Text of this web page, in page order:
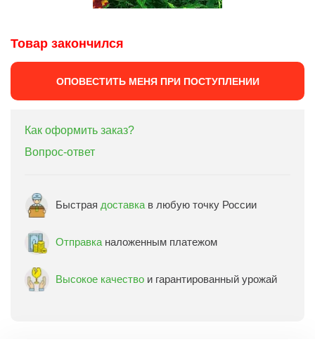
Товар закончился
ОПОВЕСТИТЬ МЕНЯ ПРИ ПОСТУПЛЕНИИ
Как оформить заказ?
Вопрос-ответ
Быстрая доставка в любую точку России
Отправка наложенным платежом
Высокое качество и гарантированный урожай